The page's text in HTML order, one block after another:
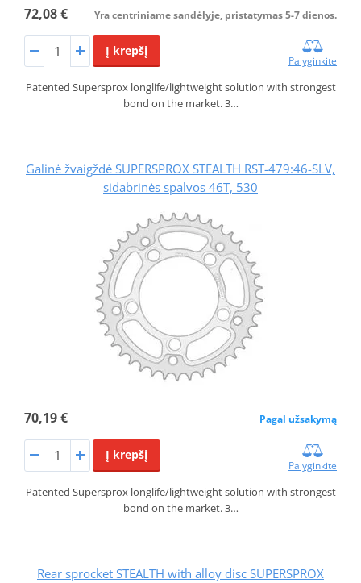
72,08 € Yra centriniame sandėlyje, pristatymas 5-7 dienos.
Į krepšį
Palyginkite
Patented Supersprox longlife/lightweight solution with strongest
bond on the market. 3…
Galinė žvaigždė SUPERSPROX STEALTH RST-479:46-SLV,
sidabrinės spalvos 46T, 530
70,19 € Pagal užsakymą
Į krepšį
Palyginkite
Patented Supersprox longlife/lightweight solution with strongest
bond on the market. 3…
Rear sprocket STEALTH with alloy disc SUPERSPROX